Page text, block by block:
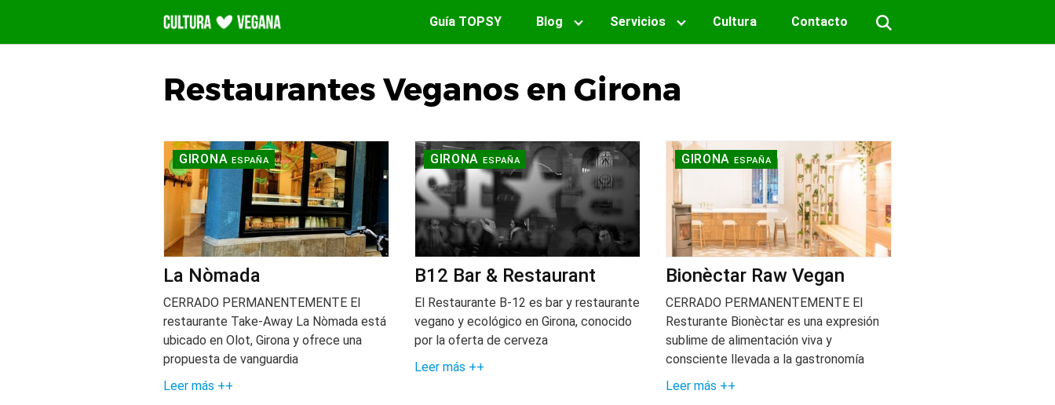
contenido
Guía TOPSY Blog Servicios Cultura Contacto
Restaurantes Veganos en Girona
GIRONA ESPAÑA
La Nòmada
CERRADO PERMANENTEMENTE El
restaurante Take-Away La Nòmada está
ubicado en Olot, Girona y ofrece una
propuesta de vanguardia
Leer más ++
GIRONA ESPAÑA
B12 Bar & Restaurant
El Restaurante B-12 es bar y restaurante
vegano y ecológico en Girona, conocido
por la oferta de cerveza
Leer más ++
GIRONA ESPAÑA
Bionèctar Raw Vegan
CERRADO PERMANENTEMENTE El
Resturante Bionèctar es una expresión
sublime de alimentación viva y
consciente llevada a la gastronomía
Leer más ++